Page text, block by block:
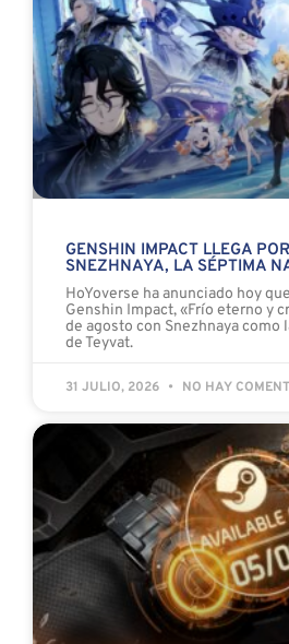
GENSHIN IMPACT LLEGA
SNEZHNAYA, LA SÉPTIMA
HoYoverse ha anunciado hoy
Genshin Impact, «Frío eterno y
de agosto con Snezhnaya como
de Teyvat.
31 JULIO, 2026 NO HAY